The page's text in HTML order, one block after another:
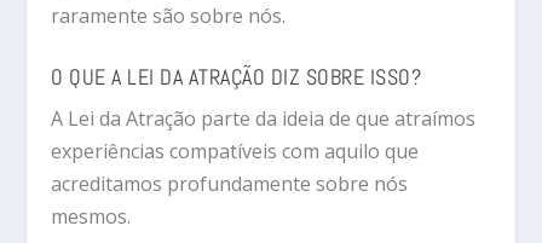
raramente são sobre nós.
O QUE A LEI DA ATRAÇÃO DIZ SOBRE ISSO?
A Lei da Atração parte da ideia de que atraímos
experiências compatíveis com aquilo que
acreditamos profundamente sobre nós
mesmos.